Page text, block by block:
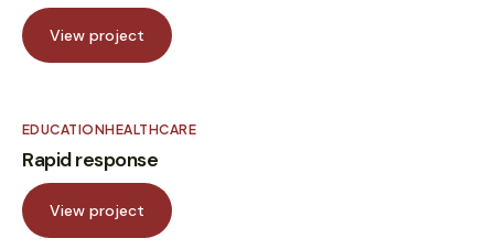
View project
EDUCATIONHEALTHCARE
Rapid response
View project